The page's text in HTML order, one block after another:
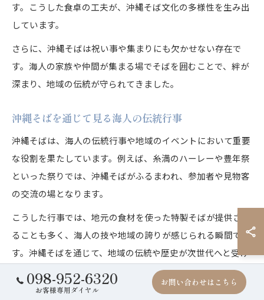
す。こうした食卓の工夫が、沖縄そば文化の多様性を生み出
しています。
さらに、沖縄そばは祝い事や集まりにも欠かせない存在で
す。海人の家族や仲間が集まる場でそばを囲むことで、絆が
深まり、地域の伝統が守られてきました。
沖縄そばを通じて見る海人の伝統行事
沖縄そばは、海人の伝統行事や地域のイベントにおいて重要
な役割を果たしています。例えば、糸満のハーレーや豊年祭
といった祭りでは、沖縄そばがふるまわれ、参加者や見物客
の交流の場となります。
こうした行事では、地元の食材を使った特製そばが提供され
ることも多く、海人の技や地域の誇りが感じられる瞬間で
す。沖縄そばを通じて、地域の伝統や歴史が次世代へと受け
参加者からは「お祭りの沖縄そばは特別な味がする」「地元
098-952-6320
お客様専用ダイヤル
お問い合わせはこちら